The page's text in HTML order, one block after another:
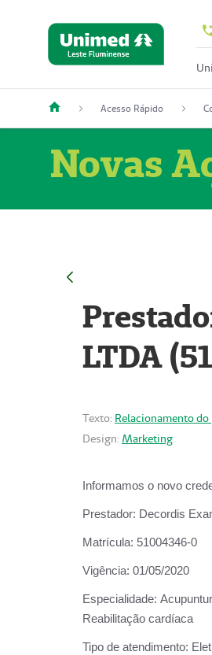
Acesso Rápido
Novas
LTDA
Texto: Relacionamento
Design: Marketing
Informamos o novo
Prestador: Decordis
Matrícula: 51004346-0
Vigência: 01/05/2020
Especialidade:
Reabilitação cardíaca
Tipo de atendimento: